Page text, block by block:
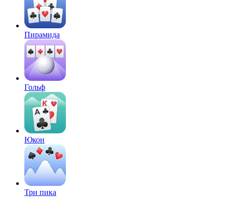
Пирамида
Гольф
Юкон
Три пика